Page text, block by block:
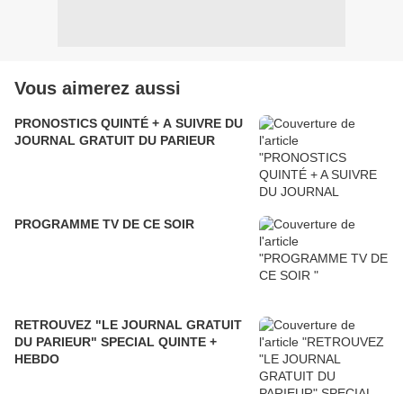
Vous aimerez aussi
PRONOSTICS QUINTÉ + A SUIVRE DU
JOURNAL GRATUIT DU PARIEUR
PROGRAMME TV DE CE SOIR
RETROUVEZ "LE JOURNAL GRATUIT
DU PARIEUR" SPECIAL QUINTE +
HEBDO